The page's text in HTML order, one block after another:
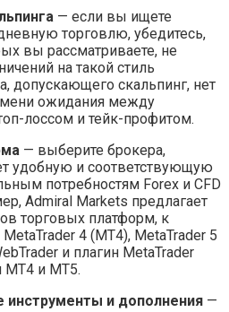
— если вы ищете
торговлю, убедитесь,
вы рассматриваете, не
на такой стиль
допускающего скальпинг, нет
ожидания между
лоссом и тейк-профитом.
— выберите брокера,
удобную и соответствующую
потребностям Forex и CFD
Admiral Markets предлагает
торговых платформ, к
4 (MT4), MetaTrader 5
и плагин MetaTrader
MT4 и MT5.
инструменты и дополнения —